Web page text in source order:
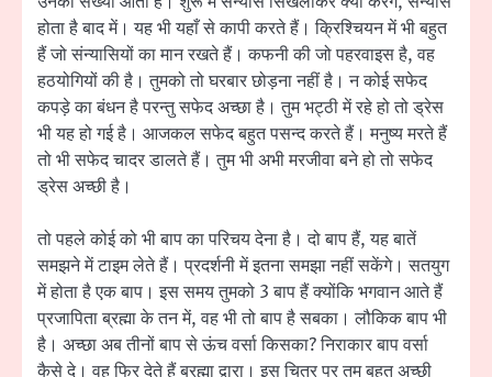
होता है बाद में। यह भी यहाँ से कापी करते हैं। क्रिश्चियन में भी बहुत
हैं जो संन्यासियों का मान रखते हैं। कफनी की जो पहरवाइस है, वह
हठयोगियों की है। तुमको तो घरबार छोड़ना नहीं है। न कोई सफेद
कपड़े का बंधन है परन्तु सफेद अच्छा है। तुम भट्ठी में रहे हो तो ड्रेस
भी यह हो गई है। आजकल सफेद बहुत पसन्द करते हैं। मनुष्य मरते हैं
तो भी सफेद चादर डालते हैं। तुम भी अभी मरजीवा बने हो तो सफेद
ड्रेस अच्छी है।
तो पहले कोई को भी बाप का परिचय देना है। दो बाप हैं, यह बातें
समझने में टाइम लेते हैं। प्रदर्शनी में इतना समझा नहीं सकेंगे। सतयुग
में होता है एक बाप। इस समय तुमको 3 बाप हैं क्योंकि भगवान आते हैं
प्रजापिता ब्रह्मा के तन में, वह भी तो बाप है सबका। लौकिक बाप भी
है। अच्छा अब तीनों बाप से ऊंच वर्सा किसका? निराकार बाप वर्सा
कैसे दे। वह फिर देते हैं ब्रह्मा द्वारा। इस चित्र पर तुम बहुत अच्छी